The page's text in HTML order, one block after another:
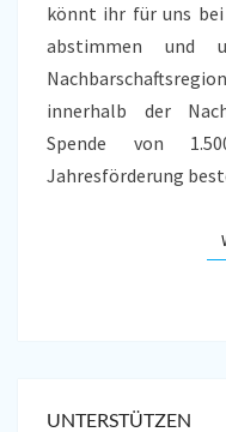
könnt ihr für uns bei
abstimmen und
innerhalb der
Spende von
Jahresförderung
UNTERSTÜTZEN